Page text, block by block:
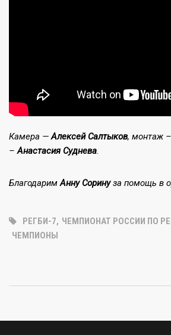
Камера —Алексей Салтыков, монтаж –
–Анастасия Суднева.
БлагодаримАнну Соринуза помощь в
РЕГБИ-7, ЧЕМПИОНАТ РОССИИ ПО
ЧЕМПИОНЫ